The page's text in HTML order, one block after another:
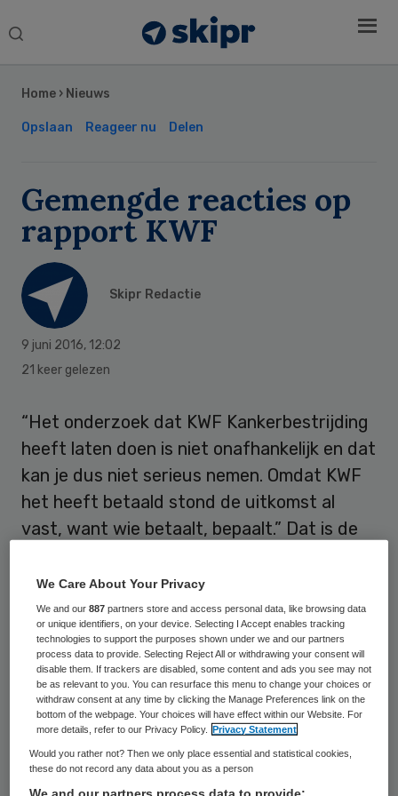
Search
Home › Nieuws
Opslaan Reageer nu Delen
Gemengde reacties op
rapport KWF
Skipr Redactie
9 juni 2016, 12:02
21 keer gelezen
“Het onderzoek dat KWF Kankerbestrijding
heeft laten doen is niet onafhankelijk en dat
kan je dus niet serieus nemen. Omdat KWF
het heeft betaald stond de uitkomst al
vast, want wie betaalt, bepaalt.” Dat is de
Rokersbelangen op een rapport dat KWF
donderdag heeft gepubliceerd.
Daaruit blijkt dat het aantal rokers in 2050
kan zijn teruggedrongen tot 7,7 procent
van de bevolking, door een combinatie van
antirookcampagnes, hulp bij stoppen,
jaarlijkse accijnsverhoging met 5 procent en
een reclameverbod. Ook staat erin dat
Sidebar
We Care About Your Privacy
We and our887 partners store and access personal data, like browsing data
or unique identifiers, on your device. Selecting I Accept enables tracking
technologies to support the purposes shown under we and our partners
process data to provide. Selecting Reject All or withdrawing your consent will
disable them. If trackers are disabled, some content and ads you see may not
be as relevant to you. You can resurface this menu to change your choices or
withdraw consent at any time by clicking the Manage Preferences link on the
bottom of the webpage. Your choices will have effect within our Website. For
more details, refer to our Privacy Policy.
Privacy Statement
Would you rather not? Then we only place essential and statistical cookies,
these do not record any data about you as a person
We and our partners process data to provide: